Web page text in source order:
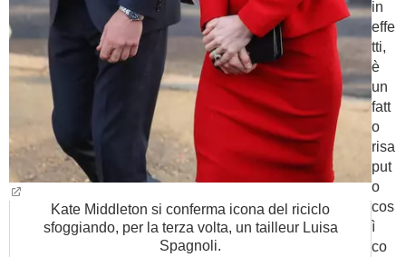
Kate Middleton si conferma icona del riciclo
sfoggiando, per la terza volta, un tailleur Luisa
Spagnoli.
in
effe
tti,
è
un
fatt
o
risa
put
o
cos
ì
co